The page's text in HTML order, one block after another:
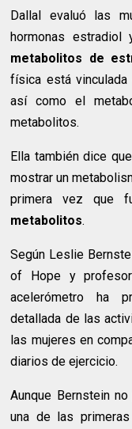
Dallal evaluó las
hormonas
metabolitos de
física está
así como el
metabolitos.
Ella también dice
mostrar un
primera vez que
metabolitos.
Según Leslie
of Hope y
acelerómetro ha
detallada de las
las mujeres en
diarios de ejercicio.
Aunque Bernstein
una de las